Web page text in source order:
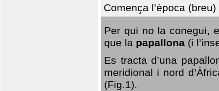
Comença l’època
Per qui no la conegui,
que la papallona (i
Es tracta d’una
meridional i nord
(Fig.1).